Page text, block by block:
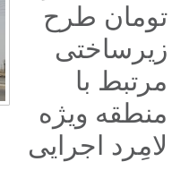
تومان طرح
زیرساختی
مرتبط با
منطقه ویژه
لامِرد اجرایی